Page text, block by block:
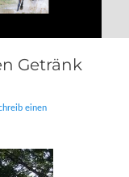
Getränk
einen